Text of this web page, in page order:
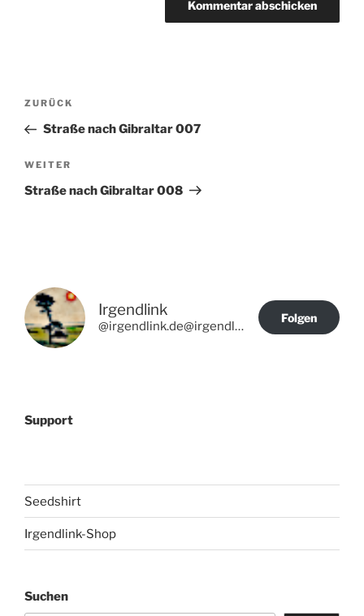
Beitragsnavigation
Vorheriger
Beitrag
ZURÜCK
Straße nach Gibraltar 007
Nächster
Beitrag
WEITER
Straße nach Gibraltar 008
Irgendlink
@irgendlink.de@irgendlink.de
Folgen
Support
Seedshirt
Irgendlink-Shop
Suchen